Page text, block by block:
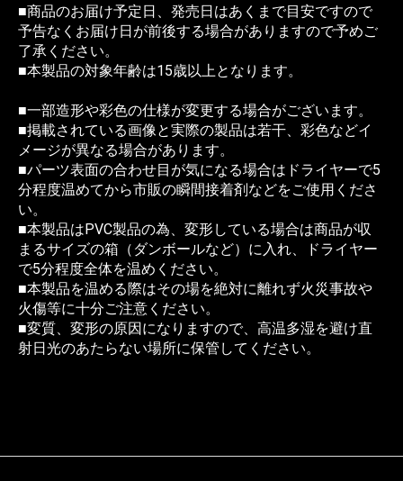
■商品のお届け予定日、発売日はあくまで目安ですので
予告なくお届け日が前後する場合がありますので予めご
了承ください。
■本製品の対象年齢は15歳以上となります。
■一部造形や彩色の仕様が変更する場合がございます。
■掲載されている画像と実際の製品は若干、彩色などイ
メージが異なる場合があります。
■パーツ表面の合わせ目が気になる場合はドライヤーで5
分程度温めてから市販の瞬間接着剤などをご使用くださ
い。
■本製品はPVC製品の為、変形している場合は商品が収
まるサイズの箱（ダンボールなど）に入れ、ドライヤー
で5分程度全体を温めください。
■本製品を温める際はその場を絶対に離れず火災事故や
火傷等に十分ご注意ください。
■変質、変形の原因になりますので、高温多湿を避け直
射日光のあたらない場所に保管してください。